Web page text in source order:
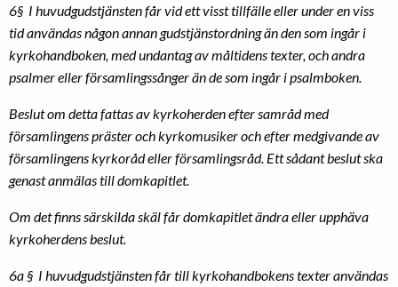
6§ I huvudgudstjänsten får vid ett visst tillfälle eller under en viss
tid användas någon annan gudstjänstordning än den som ingår i
kyrkohandboken, med undantag av måltidens texter, och andra
psalmer eller församlingssånger än de som ingår i psalmboken.
Beslut om detta fattas av kyrkoherden efter samråd med
församlingens präster och kyrkomusiker och efter medgivande av
församlingens kyrkoråd eller församlingsråd. Ett sådant beslut ska
genast anmälas till domkapitlet.
Om det finns särskilda skäl får domkapitlet ändra eller upphäva
kyrkoherdens beslut.
6a § I huvudgudstjänsten får till kyrkohandbokens texter användas